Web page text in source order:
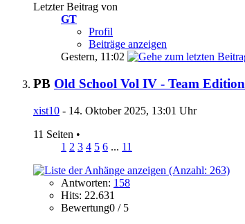
Letzter Beitrag von
GT
Profil
Beiträge anzeigen
Gestern, 11:02
PB Old School Vol IV - Team Edition
xist10 - 14. Oktober 2025, 13:01 Uhr
11 Seiten •
1 2 3 4 5 6 ... 11
Antworten: 158
Hits: 22.631
Bewertung0 / 5